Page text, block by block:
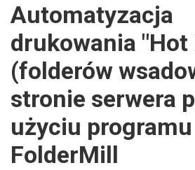
Automatyzacja
drukowania "Hot
(folderów
stronie serwera
użyciu programu
FolderMill